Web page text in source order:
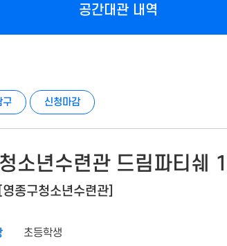
공간대관 내역
구 신청마감
소년수련관 드림파티쉐 1
종구청소년수련관]
초등학생